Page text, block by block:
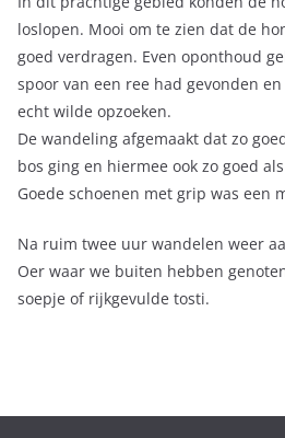
loslopen. Mooi om te zien dat de
goed verdragen. Even oponthoud
spoor van een ree had gevonden
echt wilde opzoeken.
De wandeling afgemaakt dat zo
bos ging en hiermee ook zo goed
Goede schoenen met grip was een
Na ruim twee uur wandelen weer
Oer waar we buiten hebben
soepje of rijkgevulde tosti.